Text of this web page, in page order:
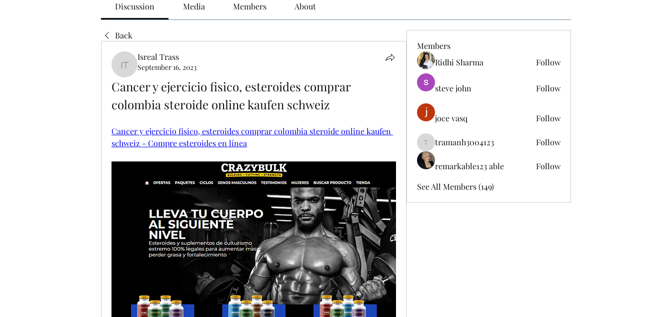
Discussion Media Members About
Back
Isreal Trass
Isreal Trass
September 16, 2023
Cancer y ejercicio fisico, esteroides comprar
colombia steroide online kaufen schweiz
Cancer y ejercicio fisico, esteroides comprar colombia steroide online kaufen
schweiz - Compre esteroides en línea
Members
Ridhi Sharma
Follow
steve john Follow
joce vasq Follow
tramanh3004123
tramanh3004123 Follow
remarkable123 able
Follow
See All Members (149)